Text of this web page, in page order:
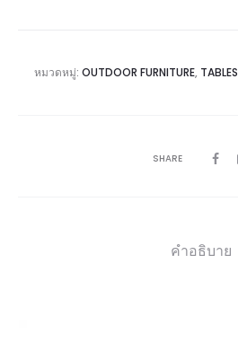
หมวดหมู่: OUTDOOR FURNITURE, TABLES
SHARE
คำอธิบาย